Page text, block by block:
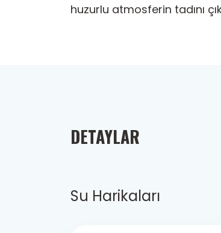
huzurlu atmosferin tadını
DETAYLAR
Su Harikaları